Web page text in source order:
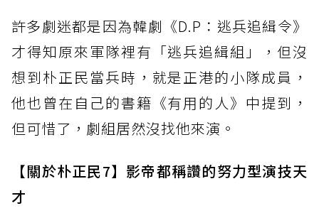
許多劇迷都是因為韓劇《D.P：逃兵追緝令》
才得知原來軍隊裡有「逃兵追緝組」，但沒
想到朴正民當兵時，就是正港的小隊成員，
他也曾在自己的書籍《有用的人》中提到，
但可惜了，劇組居然沒找他來演。
【關於朴正民7】影帝都稱讚的努力型演技天
才